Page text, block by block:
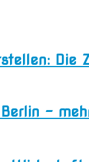
Die
–